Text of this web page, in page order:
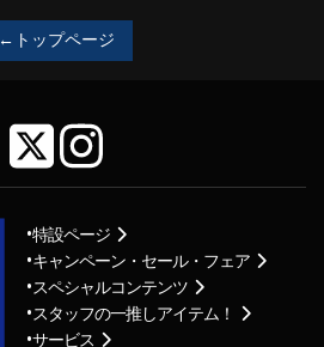
←トップページ
特設ページ
キャンペーン・セール・フェア
スペシャルコンテンツ
スタッフの一推しアイテム！
サービス